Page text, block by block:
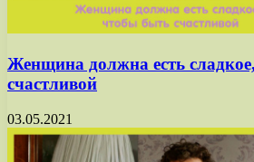
Женщина должна есть
счастливой
03.05.2021